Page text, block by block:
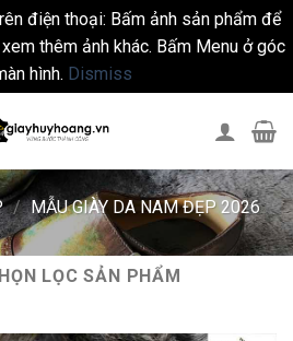
điện thoại: Bấm ảnh sản phẩm để
thêm ảnh khác. Bấm Menu ở góc
hình. Dismiss
/ MẪU GIÀY DA NAM ĐẸP 2026
LỌC SẢN PHẨM